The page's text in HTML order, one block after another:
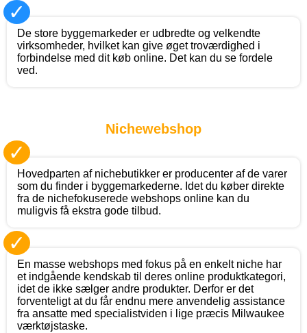
✓
De store byggemarkeder er udbredte og velkendte
virksomheder, hvilket kan give øget troværdighed i
forbindelse med dit køb online. Det kan du se fordele
ved.
Nichewebshop
✓
Hovedparten af nichebutikker er producenter af de varer
som du finder i byggemarkederne. Idet du køber direkte
fra de nichefokuserede webshops online kan du
muligvis få ekstra gode tilbud.
✓
En masse webshops med fokus på en enkelt niche har
et indgående kendskab til deres online produktkategori,
idet de ikke sælger andre produkter. Derfor er det
forventeligt at du får endnu mere anvendelig assistance
fra ansatte med specialistviden i lige præcis Milwaukee
værktøjstaske.